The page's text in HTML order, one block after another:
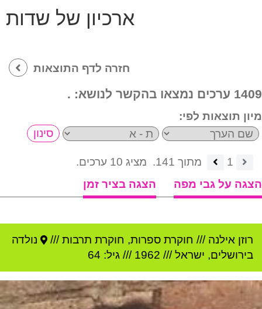
ארכיון של שדות
חזרה לדף התוצאות
1409 ערכים נמצאו בהקשר לנושא: .
מיון תוצאות לפי:
1 מתוך 141.
מציג 10 ערכים.
הצגה על גבי מפה
הצגה בציר זמן
רוזן אילנה /// חוקרת ספרות, חוקרת תרבות ///
נולדה
בירושלים, ישראל///
1962 /// גיל: 64